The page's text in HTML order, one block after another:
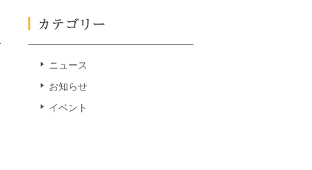
ニュース
お知らせ
イベント